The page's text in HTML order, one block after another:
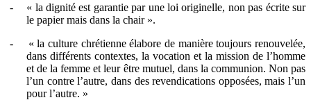
-
« la dignité est garantie par une loi originelle, non pas écrite sur
le papier mais dans la chair ».
-
« la culture chrétienne élabore de manière toujours renouvelée,
dans différents contextes, la vocation et la mission de l’homme
et de la femme et leur être mutuel, dans la communion. Non pas
l’un contre l’autre, dans des revendications opposées, mais l’un
pour l’autre. »